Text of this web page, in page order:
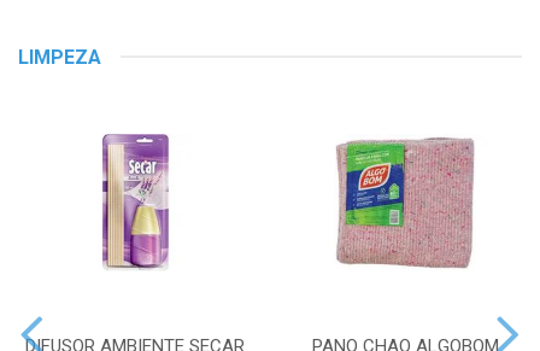
LIMPEZA
DIFUSOR AMBIENTE SECAR PANO CHAO ALGOBOM